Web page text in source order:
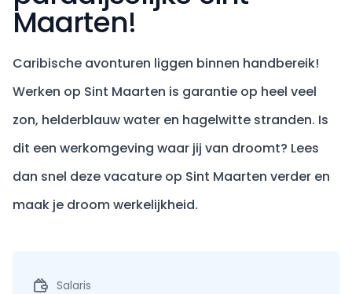
Maarten!
Caribische avonturen liggen binnen handbereik!
Werken op Sint Maarten is garantie op heel veel
zon, helderblauw water en hagelwitte stranden. Is
dit een werkomgeving waar jij van droomt? Lees
dan snel deze vacature op Sint Maarten verder en
maak je droom werkelijkheid.
Salaris